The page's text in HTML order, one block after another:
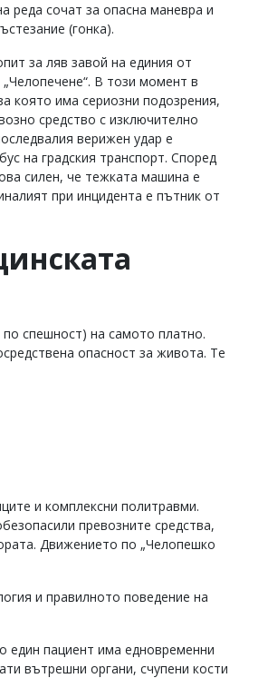
реда сочат за опасна маневра и
(гонка).
за ляв завой на единия от
В този момент в
която има сериозни подозрения,
средство с изключително
верижен удар е
на градския транспорт. Според
силен, че тежката машина е
при инцидента е пътник от
спешност) на самото платно.
опасност за живота. Те
и комплексни политравми.
превозните средства,
Движението по „Челопешко
и правилното поведение на
един пациент има едновременни
вътрешни органи, счупени кости